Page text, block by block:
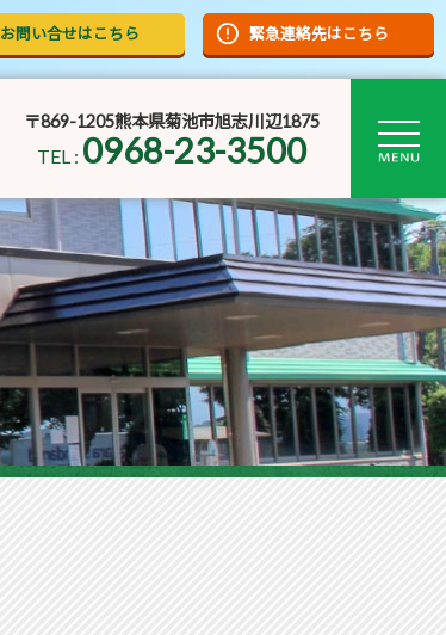
お問い合せはこちら 緊急連絡先はこちら
〒869-1205熊本県菊池市旭志川辺1875
TEL : 0968-23-3500